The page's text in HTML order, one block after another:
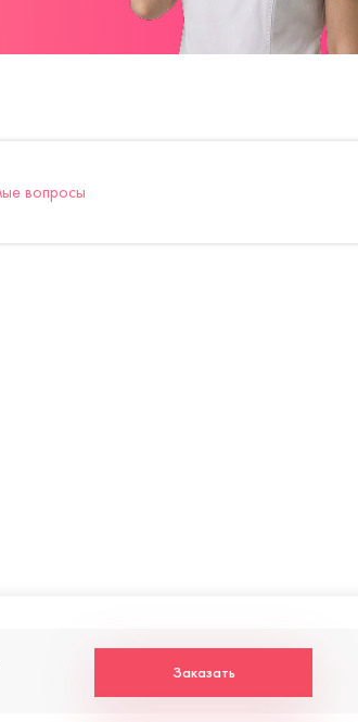
вопросы
Заказать